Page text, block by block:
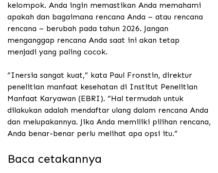
kelompok. Anda ingin memastikan Anda memahami
apakah dan bagaimana rencana Anda – atau rencana
rencana – berubah pada tahun 2026. Jangan
menganggap rencana Anda saat ini akan tetap
menjadi yang paling cocok.
“Inersia sangat kuat,” kata Paul Fronstin, direktur
penelitian manfaat kesehatan di Institut Penelitian
Manfaat Karyawan (EBRI). “Hal termudah untuk
dilakukan adalah mendaftar ulang dalam rencana Anda
dan melupakannya. Jika Anda memiliki pilihan rencana,
Anda benar-benar perlu melihat apa opsi itu.”
Baca cetakannya